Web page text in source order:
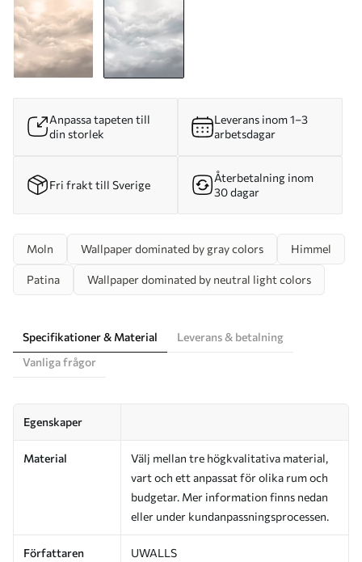
Anpassa tapeten till
din storlek
Leverans inom 1–3
arbetsdagar
Fri frakt till Sverige
Återbetalning inom
30 dagar
Moln Wallpaper dominated by gray colors Himmel
Patina Wallpaper dominated by neutral light colors
Specifikationer & Material
Leverans & betalning
Vanliga frågor
Egenskaper
Material
Välj mellan tre högkvalitativa material,
vart och ett anpassat för olika rum och
budgetar. Mer information finns nedan
eller under kundanpassningsprocessen.
Författaren UWALLS